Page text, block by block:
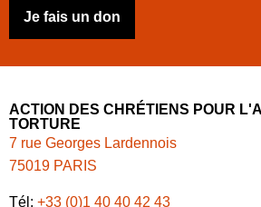
Je fais un don
ACTION DES CHRÉTIENS POUR
TORTURE
7 rue Georges Lardennois
75019 PARIS
Tél: +33 (0)1 40 40 42 43